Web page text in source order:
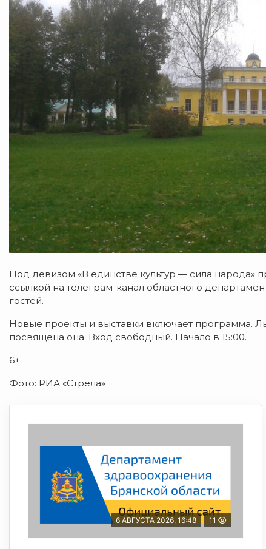
Под девизом «В единстве культур — сила народа»
ссылкой на телеграм-канал областного
гостей.
Новые проекты и выставки включает программа.
посвящена она. Вход свободный. Начало в 15:00.
6+
Фото: РИА «Стрела»
6 АВГУСТА 2026, 16:48 11